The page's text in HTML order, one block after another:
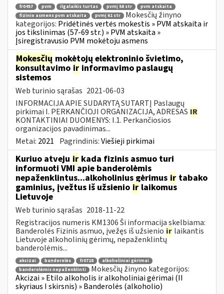
fr0457 pvm ilgalaikis turtas pvmį 58 str
pvm atskaita
fizinio asmens pvm atskaita
pvmį 61 str
Mokesčių žinyno
kategorijos: Pridėtinės vertės mokestis » PVM atskaita ir
jos tikslinimas (57-69 str.) » PVM atskaita »
Įsiregistravusio PVM mokėtoju asmens
Mokesčių mokėtojų elektroninio švietimo,
konsultavimo ir informavimo paslaugų
sistemos
Web turinio sąrašas 2021-06-03
INFORMACIJA APIE SUDARYTĄ SUTARTĮ Paslaugų
pirkimai I. PERKANČIOJI ORGANIZACIJA, ADRESAS IR
KONTAKTINIAI DUOMENYS: I.1. Perkančiosios
organizacijos pavadinimas...
Metai: 2021 Pagrindinis:Viešieji pirkimai
Kuriuo atveju ir kada fizinis asmuo turi
informuoti VMI apie banderolėmis
nepaženklintus...alkoholinius gėrimus ir tabako
gaminius, įvežtus iš užsienio ir laikomus
Lietuvoje
Web turinio sąrašas 2018-11-22
Registracijos numeris KM1306 Ši informacija skelbiama:
Banderolės Fizinis asmuo, įvežęs iš užsienio ir laikantis
Lietuvoje alkoholinių gėrimų, nepaženklintų
banderolėmis...
akcizai banderolės fr0718
alkoholiniai gėrimai
banderolėmis nepaženklinti
Mokesčių žinyno kategorijos:
Akcizai » Etilo alkoholis ir alkoholiniai gėrimai (II
skyriaus I skirsnis) » Banderolės (alkoholio)